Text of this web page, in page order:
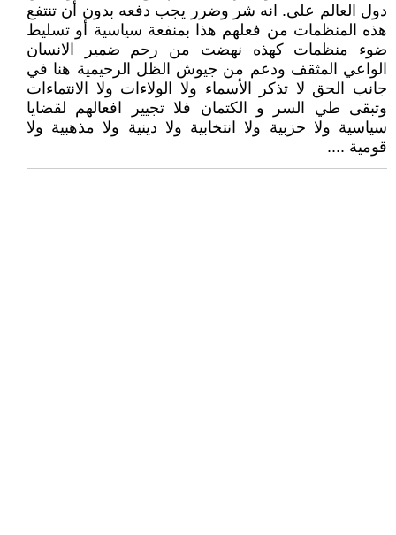
دول العالم على. انه شر وضرر يجب دفعه بدون أن تنتفع
هذه المنظمات من فعلهم هذا بمنفعة سياسية أو تسليط
ضوء منظمات كهذه نهضت من رحم ضمير الانسان
الواعي المثقف ودعم من جيوش الظل الرحيمية هنا في
جانب الحق لا تذكر الأسماء ولا الولاءات ولا الانتماءات
وتبقى طي السر و الكتمان فلا تجيير افعالهم لقضايا
سياسية ولا حزبية ولا انتخابية ولا دينية ولا مذهبية ولا
قومية ....